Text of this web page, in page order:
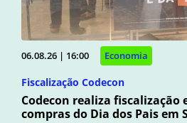
06.08.26 | 16:00 Economia
Fiscalização Codecon
Codecon realiza fiscalização
compras do Dia dos Pais em